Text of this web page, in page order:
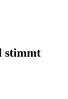
stimmt